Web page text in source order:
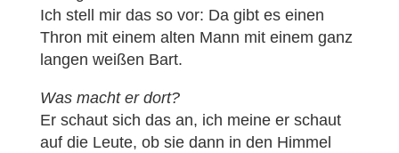
Ich stell mir das so vor: Da gibt es einen
Thron mit einem alten Mann mit einem ganz
langen weißen Bart.
Was macht er dort?
Er schaut sich das an, ich meine er schaut
auf die Leute, ob sie dann in den Himmel